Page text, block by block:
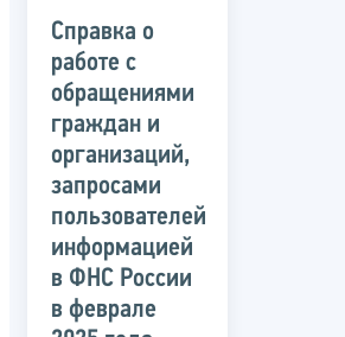
Справка о
работе с
обращениями
граждан и
организаций,
запросами
пользователей
информацией
в ФНС России
в феврале